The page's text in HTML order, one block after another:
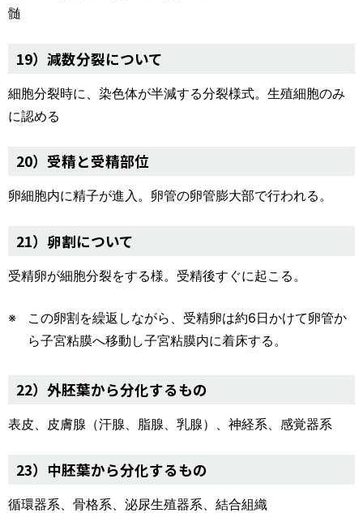
髄
19）減数分裂について
細胞分裂時に、染色体が半減する分裂様式。生殖細胞のみ
に認める
20）受精と受精部位
卵細胞内に精子が進入。卵管の卵管膨大部で行われる。
21）卵割について
受精卵が細胞分裂をする様。受精後すぐに起こる。
この卵割を繰返しながら、受精卵は約6日かけて卵管か
ら子宮粘膜へ移動し子宮粘膜内に着床する。
22）外胚葉から分化するもの
表皮、皮膚腺（汗腺、脂腺、乳腺）、神経系、感覚器系
23）中胚葉から分化するもの
循環器系、骨格系、泌尿生殖器系、結合組織